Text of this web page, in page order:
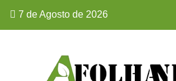
7 de Agosto de 2026